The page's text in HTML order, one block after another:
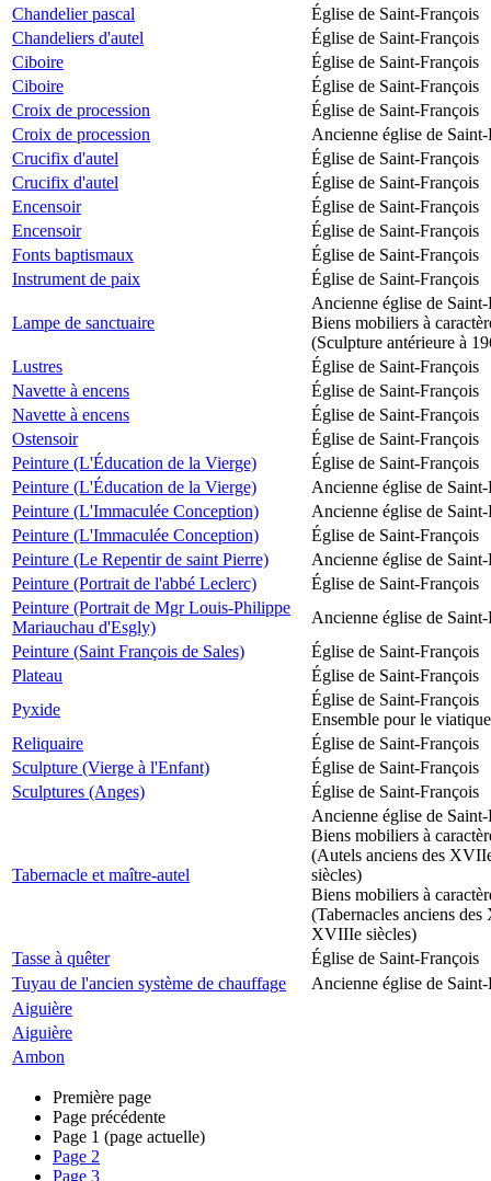
Chandelier pascal
Église de Saint-François
Chandeliers d'autel
Église de Saint-François
Ciboire
Église de Saint-François
Ciboire
Église de Saint-François
Croix de procession
Église de Saint-François
Croix de procession
Ancienne église de Saint-
Crucifix d'autel
Église de Saint-François
Crucifix d'autel
Église de Saint-François
Encensoir
Église de Saint-François
Encensoir
Église de Saint-François
Fonts baptismaux
Église de Saint-François
Instrument de paix
Église de Saint-François
Lampe de sanctuaire
Ancienne église de Saint-
Biens mobiliers à
(Sculpture antérieure à
Lustres
Église de Saint-François
Navette à encens
Église de Saint-François
Navette à encens
Église de Saint-François
Ostensoir
Église de Saint-François
Peinture (L'Éducation de la Vierge)
Église de Saint-François
Peinture (L'Éducation de la Vierge)
Ancienne église de Saint-
Peinture (L'Immaculée Conception)
Ancienne église de Saint-
Peinture (L'Immaculée Conception)
Église de Saint-François
Peinture (Le Repentir de saint Pierre)
Ancienne église de Saint-
Peinture (Portrait de l'abbé Leclerc)
Église de Saint-François
Peinture (Portrait de Mgr Louis-Philippe
Mariauchau d'Esgly)
Ancienne église de Saint-
Peinture (Saint François de Sales)
Église de Saint-François
Plateau
Église de Saint-François
Pyxide
Église de Saint-François
Ensemble pour le viatique
Reliquaire
Église de Saint-François
Sculpture (Vierge à l'Enfant)
Église de Saint-François
Sculptures (Anges)
Église de Saint-François
Tabernacle et maître-autel
Ancienne église de Saint-
Biens mobiliers à
(Autels anciens des
siècles)
Biens mobiliers à
(Tabernacles anciens
XVIIIe siècles)
Tasse à quêter
Église de Saint-François
Tuyau de l'ancien système de chauffage
Ancienne église de Saint-
Aiguière
Aiguière
Ambon
Première page
Page précédente
Page 1 (page actuelle)
Page 2
Page 3